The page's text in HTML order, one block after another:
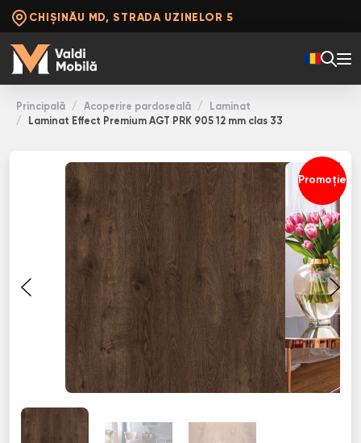
CHIȘINĂU MD, STRADA UZINELOR 5
Principală Acoperire pardoseală
Laminat
Laminat Effect Premium AGT PRK 905 12 mm clas 33
Promoție